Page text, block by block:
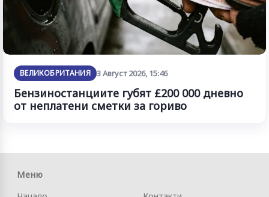
ВЕЛИКОБРИТАНИЯ 3 Август 2026, 15:46
Бензиностанциите губят £200 000 дневно
от неплатени сметки за гориво
Меню